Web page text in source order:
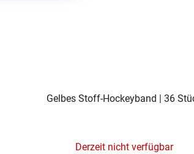
Gelbes Stoff-Hockeyband | 36
Derzeit nicht verfügbar